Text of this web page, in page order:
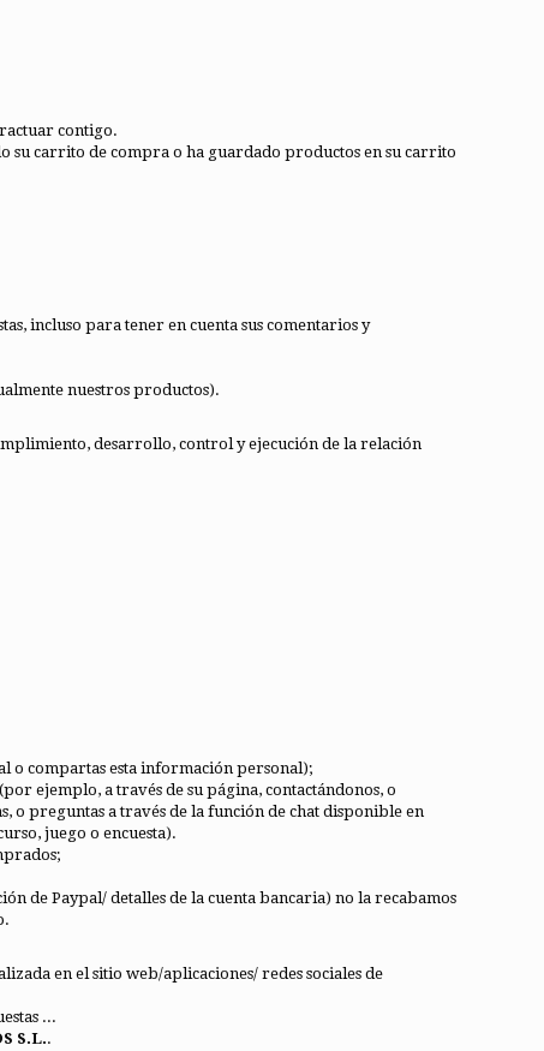
contigo.
su carrito de compra o ha guardado productos en su carrito
incluso para tener en cuenta sus comentarios y
nuestros productos).
desarrollo, control y ejecución de la relación
o compartas esta información personal);
ejemplo, a través de su página, contactándonos, o
preguntas a través de la función de chat disponible en
juego o encuesta).
de Paypal/ detalles de la cuenta bancaria) no la recabamos
en el sitio web/aplicaciones/ redes sociales de
...
S.L..